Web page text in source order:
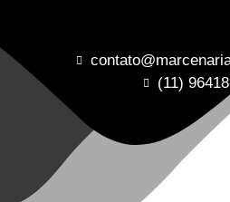
(11)